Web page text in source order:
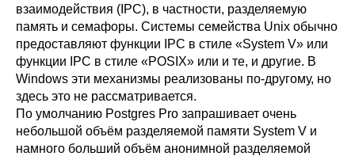
взаимодействия ( IPC), в частности, разделяемую
память и семафоры. Системы семейства Unix обычно
предоставляют функции
IPC в стиле «System V» или
функции
IPC в стиле «POSIX» или и те, и другие. В
Windows эти механизмы реализованы по-другому, но
здесь это не рассматривается.
По умолчанию Postgres Pro запрашивает очень
небольшой объём разделяемой памяти System V и
намного больший объём анонимной разделяемой